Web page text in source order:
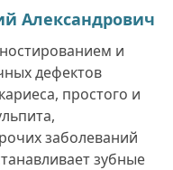
Александрович
и
дефектов
простого и
заболеваний
зубные